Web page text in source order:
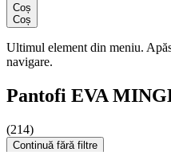
Coș
Coș
Ultimul element din meniu.
navigare.
Pantofi EVA
(214)
Continuă fără filtre